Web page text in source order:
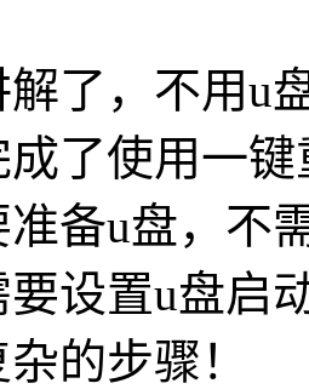
了，不用u
了使用一
准备u盘，不
设置u盘启
的步骤！